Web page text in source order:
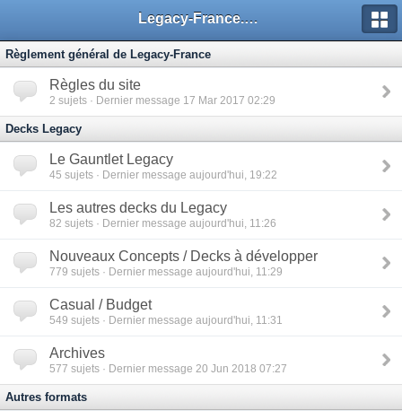
Legacy-France.org - Forum
Règlement général de Legacy-France
Règles du site
2 sujets · Dernier message 17 Mar 2017 02:29
Decks Legacy
Le Gauntlet Legacy
45 sujets · Dernier message aujourd'hui, 19:22
Les autres decks du Legacy
82 sujets · Dernier message aujourd'hui, 11:26
Nouveaux Concepts / Decks à développer
779 sujets · Dernier message aujourd'hui, 11:29
Casual / Budget
549 sujets · Dernier message aujourd'hui, 11:31
Archives
577 sujets · Dernier message 20 Jun 2018 07:27
Autres formats